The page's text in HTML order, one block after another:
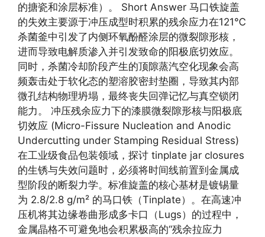
的搪瓷和涂层标准）。 Short Answer 马口铁旋盖
的失效主要源于冲压成型时积累的残余应力在121℃
杀菌釜中引发了内侧环氧酚醛涂层的微裂隙形核，
进而导致电解质渗入并引发致命的阳极底切效应。
同时，杀菌冷却阶段产生的顶隙蒸汽空化现象会高
频轰击处于软化态的塑溶胶密封垫圈，导致其内部
微孔结构物理坍塌，最终丧失回弹记忆与真空锁闭
能力。 冲压残余应力下的漆膜微裂隙形核与阳极底
切效应 (Micro-Fissure Nucleation and Anodic
Undercutting under Stamping Residual Stress)
在工业级食品包装领域，探讨 tinplate jar closures
的生锈与失效问题时，必须将时间线前置到金属成
型阶段的断裂力学。标准旋盖的核心基材是镀锡量
为 2.8/2.8 g/m² 的马口铁（Tinplate）。在高速冲
压机将其边缘卷曲形成多卡口（Lugs）的过程中，
金属晶格不可避免地会积累极高的“残余拉应力